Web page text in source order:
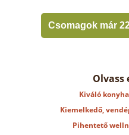
Csomagok már
Olvass
Kiváló
Kiemelkedő,
Pihentető